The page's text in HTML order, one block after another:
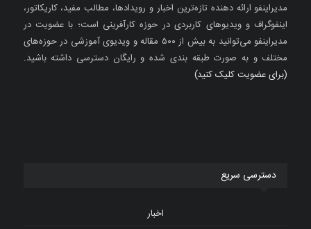
مدیراینفو ارائه دهنده تازه‌ترین اخبار و رویدادها، مطالب مفید، کاریکاتور،
اینفوگراف و ویدیوهای کاربردی در حوزه کارآفرینی است؛ با عضویت در
مدیراینفو می‌توانید به بیش از ۵۰۰ مقاله و ویدیوی آموزشی در حوزه‌های
مختلف و به صورت طبقه بندی شده و رایگان دسترسی داشته باشید.
(برای عضویت کلیک کنید)
دسترسی سریع
اخبار